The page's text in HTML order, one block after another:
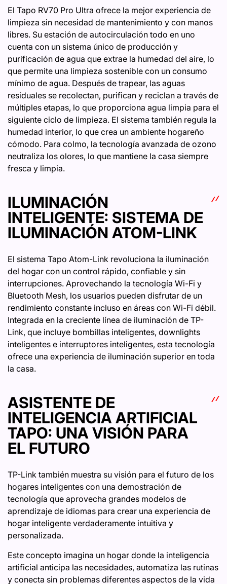
El Tapo RV70 Pro Ultra ofrece la mejor experiencia de
limpieza sin necesidad de mantenimiento y con manos
libres. Su estación de autocirculación todo en uno
cuenta con un sistema único de producción y
purificación de agua que extrae la humedad del aire, lo
que permite una limpieza sostenible con un consumo
mínimo de agua. Después de trapear, las aguas
residuales se recolectan, purifican y reciclan a través de
múltiples etapas, lo que proporciona agua limpia para el
siguiente ciclo de limpieza. El sistema también regula la
humedad interior, lo que crea un ambiente hogareño
cómodo. Para colmo, la tecnología avanzada de ozono
neutraliza los olores, lo que mantiene la casa siempre
fresca y limpia.
ILUMINACIÓN
INTELIGENTE: SISTEMA DE
ILUMINACIÓN ATOM-LINK
El sistema Tapo Atom-Link revoluciona la iluminación
del hogar con un control rápido, confiable y sin
interrupciones. Aprovechando la tecnología Wi-Fi y
Bluetooth Mesh, los usuarios pueden disfrutar de un
rendimiento constante incluso en áreas con Wi-Fi débil.
Integrada en la creciente línea de iluminación de TP-
Link, que incluye bombillas inteligentes, downlights
inteligentes e interruptores inteligentes, esta tecnología
ofrece una experiencia de iluminación superior en toda
la casa.
ASISTENTE DE
INTELIGENCIA ARTIFICIAL
TAPO: UNA VISIÓN PARA
EL FUTURO
TP-Link también muestra su visión para el futuro de los
hogares inteligentes con una demostración de
tecnología que aprovecha grandes modelos de
aprendizaje de idiomas para crear una experiencia de
hogar inteligente verdaderamente intuitiva y
personalizada.
Este concepto imagina un hogar donde la inteligencia
artificial anticipa las necesidades, automatiza las rutinas
y conecta sin problemas diferentes aspectos de la vida